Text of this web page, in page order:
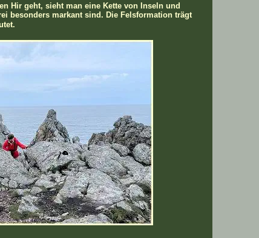
Hir geht, sieht man eine Kette von Inseln und
besonders markant sind. Die Felsformation trägt